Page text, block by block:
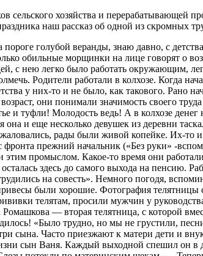
сельского хозяйства и
наш рассказ об одной из скромных
голубой веранды, знаю давно, с
обильные морщинки на лице говорят о
с нею легко было работать окружающим,
Родители работали в колхозе. Когда
у них-то и не было, как такового. Рано
они понимали значимость своего
и туфли! Молодость ведь! А в колхозе
и еще несколько девушек из деревни
рады были живой копейке. Их-
фронта прежний начальник («Без руки» -
промыслом. Какое-то время они
здесь до самого выхода на
на совесть». Немного погодя,
были хорошие. Фотография
телятам, просили мужчин у
— вторая телятница, с которой
«Было трудно, но мы не грустили,
сына. Часто приезжают к матери дети и
сын Ваня. Каждый выходной спешил он